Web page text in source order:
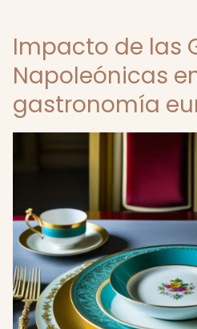
Impacto de las
Napoleónicas
gastronomía